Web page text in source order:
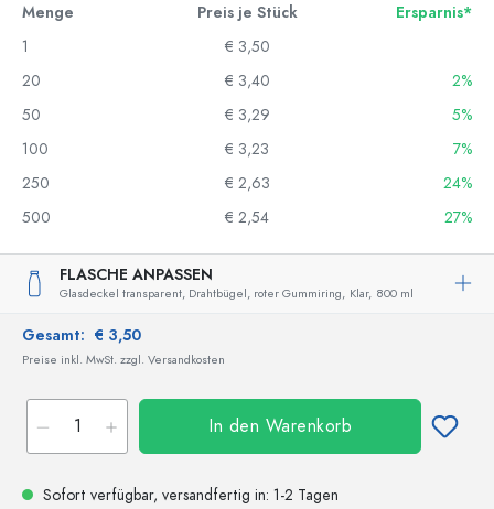
Menge Preis je Stück
Ersparnis*
1
€ 3,50
20
€ 3,40
2%
50
€ 3,29
5%
100
€ 3,23
7%
250
€ 2,63
24%
500
€ 2,54 27%
FLASCHE ANPASSEN
Glasdeckel transparent, Drahtbügel, roter Gummiring, Klar, 800 ml
Gesamt: € 3,50
Preise inkl. MwSt. zzgl. Versandkosten
In den Warenkorb
Sofort verfügbar, versandfertig in: 1-2 Tagen